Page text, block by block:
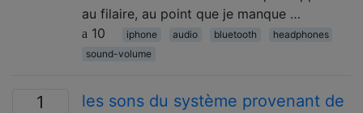
au filaire, au point que je manque …
10
iphone audio bluetooth
headphones
sound-volume
1
les sons du système provenant de